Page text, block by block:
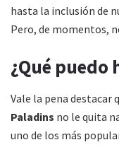
hasta la inclusión de
Pero, de momentos,
¿Qué puedo
Vale la pena destacar
Paladins no le quita
uno de los más